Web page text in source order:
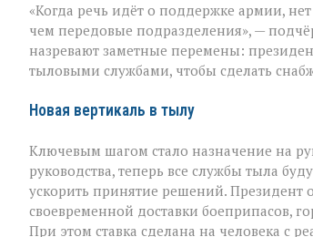
«Когда речь идёт о поддержке армии,
чем передовые подразделения», —
назревают заметные перемены:
тыловыми службами, чтобы сделать
Новая вертикаль в тылу
Ключевым шагом стало назначение на
руководства, теперь все службы тыла
ускорить принятие решений. Президент
своевременной доставки боеприпасов,
При этом ставка сделана на человека